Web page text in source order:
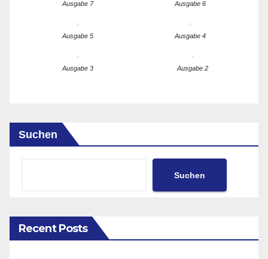
Ausgabe 7 Ausgabe 6
Ausgabe 5 Ausgabe 4
Ausgabe 3 Ausgabe 2
Suchen
Suchen
Recent Posts